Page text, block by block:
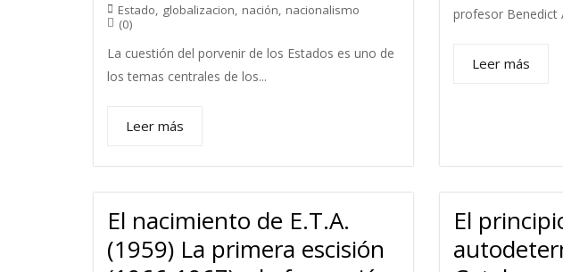
Estado, globalizacion, nación, nacionalismo
(0)
La cuestión del porvenir de los Estados es uno de
los temas centrales de los...
Leer más
profesor Benedict
Leer más
El nacimiento de E.T.A.
(1959) La primera escisión
El